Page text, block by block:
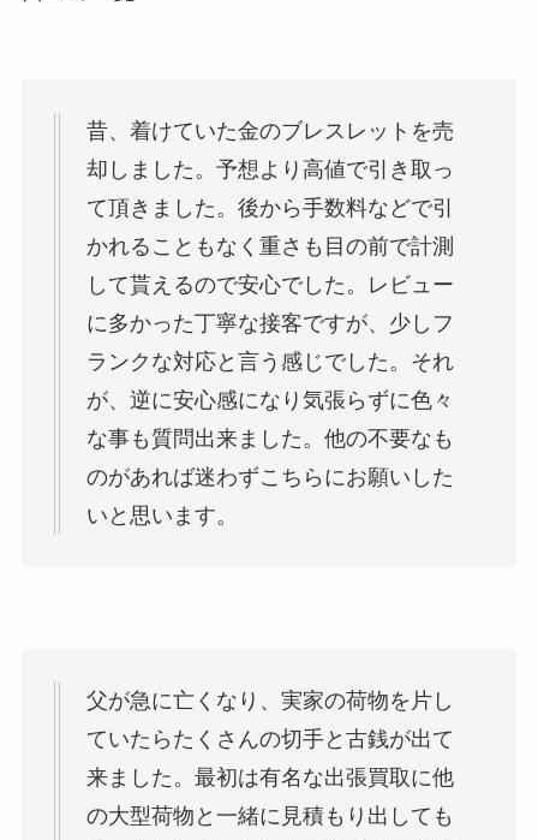
昔、着けていた金のブレスレットを売
却しました。予想より高値で引き取っ
て頂きました。後から手数料などで引
かれることもなく重さも目の前で計測
して貰えるので安心でした。レビュー
に多かった丁寧な接客ですが、少しフ
ランクな対応と言う感じでした。それ
が、逆に安心感になり気張らずに色々
な事も質問出来ました。他の不要なも
のがあれば迷わずこちらにお願いした
いと思います。
父が急に亡くなり、実家の荷物を片し
ていたらたくさんの切手と古銭が出て
来ました。最初は有名な出張買取に他
の大型荷物と一緒に見積もり出しても